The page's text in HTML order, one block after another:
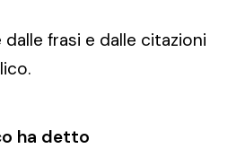
frasi e dalle citazioni
ha detto